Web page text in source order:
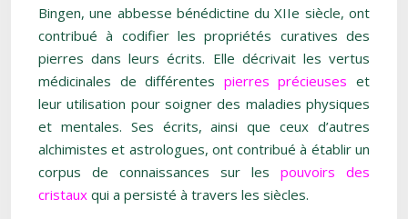
Bingen, une abbesse bénédictine du XIIe siècle, ont
contribué à codifier les propriétés curatives des
pierres dans leurs écrits. Elle décrivait les vertus
médicinales de différentes pierres précieuseset
leur utilisation pour soigner des maladies physiques
et mentales. Ses écrits, ainsi que ceux d’autres
alchimistes et astrologues, ont contribué à établir un
corpus de connaissances sur les pouvoirs des
cristaux qui a persisté à travers les siècles.